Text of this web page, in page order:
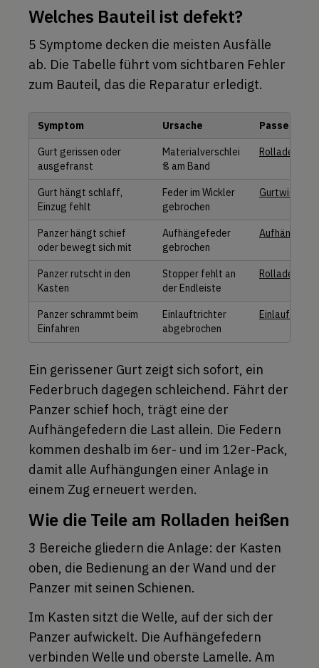
Welches Bauteil ist defekt?
5 Symptome decken die meisten Ausfälle
ab. Die Tabelle führt vom sichtbaren Fehler
zum Bauteil, das die Reparatur erledigt.
Symptom Ursache Passendes
Gurt gerissen oder
ausgefranst
Materialverschlei
ß am Band
Gurt hängt schlaff,
Einzug fehlt
Feder im Wickler
gebrochen
Gurtwickler
Panzer hängt schief
oder bewegt sich mit
Aufhängefeder
gebrochen
Panzer rutscht in den
Kasten
Stopper fehlt an
der Endleiste
Panzer schrammt beim
Einfahren
Einlauftrichter
abgebrochen
Ein gerissener Gurt zeigt sich sofort, ein
Federbruch dagegen schleichend. Fährt der
Panzer schief hoch, trägt eine der
Aufhängefedern die Last allein. Die Federn
kommen deshalb im 6er- und im 12er-Pack,
damit alle Aufhängungen einer Anlage in
einem Zug erneuert werden.
Wie die Teile am Rolladen heißen
3 Bereiche gliedern die Anlage: der Kasten
oben, die Bedienung an der Wand und der
Panzer mit seinen Schienen.
Im Kasten sitzt die Welle, auf der sich der
Panzer aufwickelt. Die Aufhängefedern
verbinden Welle und oberste Lamelle. Am